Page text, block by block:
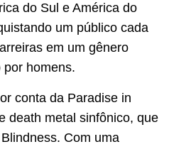
do Sul e América do
um público cada
em um gênero
por homens.
conta da Paradise in
death metal sinfônico, que
Com uma